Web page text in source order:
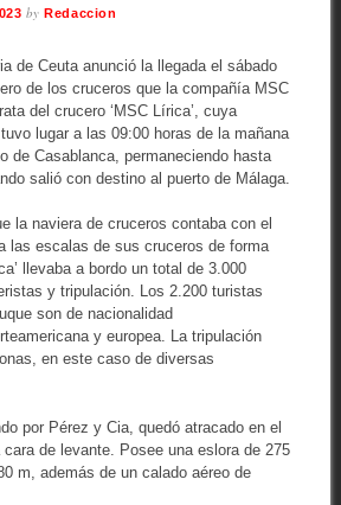
byRedaccion
de Ceuta anunció la llegada el sábado
de los cruceros que la compañía MSC
del crucero ‘MSC Lírica’, cuya
lugar a las 09:00 horas de la mañana
de Casablanca, permaneciendo hasta
salió con destino al puerto de Málaga.
la naviera de cruceros contaba con el
las escalas de sus cruceros de forma
llevaba a bordo un total de 3.000
y tripulación. Los 2.200 turistas
son de nacionalidad
y europea. La tripulación
en este caso de diversas
por Pérez y Cia, quedó atracado en el
de levante. Posee una eslora de 275
m, además de un calado aéreo de